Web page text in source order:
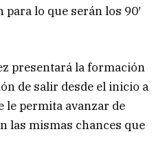
lo que serán los 90′
presentará la formación
de salir desde el inicio a
le permita avanzar de
las mismas chances que